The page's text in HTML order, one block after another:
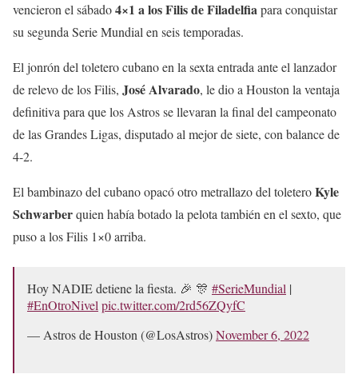
vencieron el sábado4×1 a los Filis de Filadelfiapara conquistar
su segunda Serie Mundial en seis temporadas.
El jonrón del toletero cubano en la sexta entrada ante el lanzador
de relevo de los Filis, José Alvarado, le dio a Houston la ventaja
definitiva para que los Astros se llevaran la final del campeonato
de las Grandes Ligas, disputado al mejor de siete, con balance de
4-2.
El bambinazo del cubano opacó otro metrallazo del toleteroKyle
Schwarberquien había botado la pelota también en el sexto, que
puso a los Filis 1×0 arriba.
Hoy NADIE detiene la fiesta. 🎉 🎊 #SerieMundial |
#EnOtroNivel pic.twitter.com/2rd56ZQyfC
— Astros de Houston (@LosAstros)November 6, 2022